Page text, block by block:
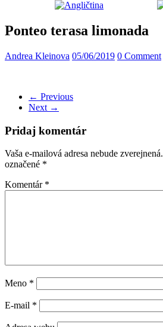
Ponteo terasa limonada
Andrea Kleinova 05/06/2019 0 Comment
← Previous
Next →
Pridaj komentár
Vaša e-mailová adresa nebude zverejnená.
označené *
Komentár *
Meno *
E-mail *